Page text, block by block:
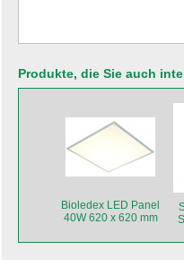
Produkte, die Sie auch
Bioledex LED Panel
40W 620 x 620 mm